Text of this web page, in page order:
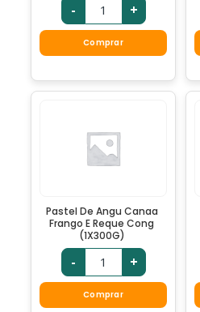
- +
Comprar
Pastel De Angu Canaa
Frango E Reque Cong
(1X300G)
- +
Comprar